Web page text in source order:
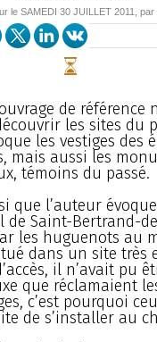
le SAMEDI 30 JUILLET 2011 , par
de référence
les sites du
les vestiges des
mais aussi les
témoins du passé.
que l’auteur
de Saint-Bertrand-
les huguenots au
dans un site très
il n’avait pu
que réclamaient
c’est pourquoi
de s’installer au